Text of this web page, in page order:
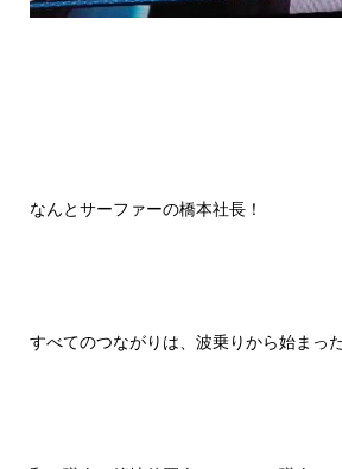
なんとサーファーの橋本社長！
すべてのつながりは、波乗りから始まっ